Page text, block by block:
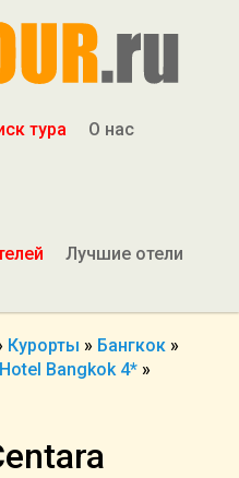
тура
О нас
Лучшие отели
Курорты » Бангкок »
Bangkok 4* »